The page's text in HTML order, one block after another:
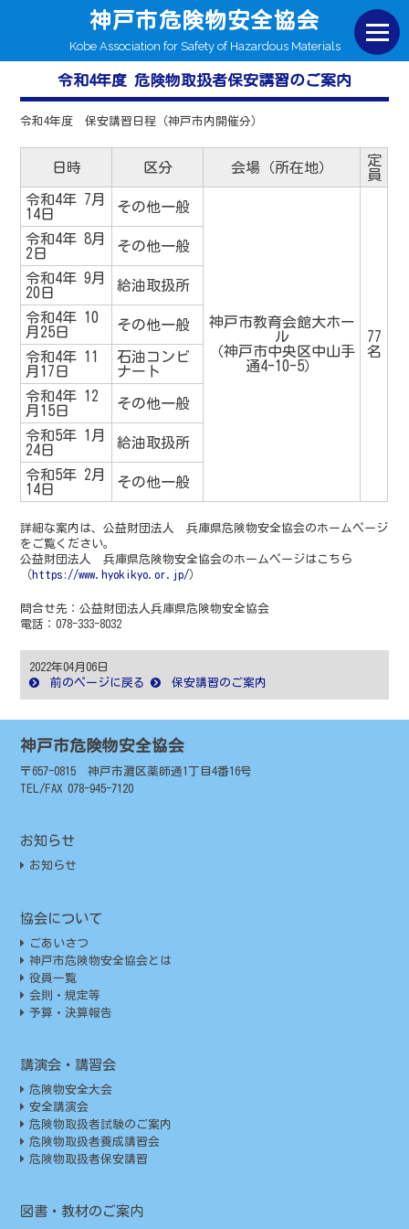
神戸市危険物安全協会
Kobe Association for Safety of Hazardous Materials
令和4年度 危険物取扱者保安講習のご案内
令和4年度 保安講習日程（神戸市内開催分）
日時 区分 会場（所在地）
定
員
令和4年 7月
14日
その他一般
神戸市教育会館大ホー
ル
（神戸市中央区中山手
通4-10-5）
77
名
令和4年 8月
2日
その他一般
令和4年 9月
20日
給油取扱所
令和4年 10
月25日
その他一般
令和4年 11
月17日
石油コンビ
ナート
令和4年 12
月15日
その他一般
令和5年 1月
24日
給油取扱所
令和5年 2月
14日
その他一般
詳細な案内は、公益財団法人 兵庫県危険物安全協会のホームページ
をご覧ください。
公益財団法人 兵庫県危険物安全協会のホームページはこちら
（https://www.hyokikyo.or.jp/）
問合せ先：公益財団法人兵庫県危険物安全協会
電話：078-333-8032
2022年04月06日
前のページに戻る
保安講習のご案内
神戸市危険物安全協会
〒657-0815 神戸市灘区薬師通1丁目4番16号
TEL/FAX 078-945-7120
お知らせ
お知らせ
協会について
ごあいさつ
神戸市危険物安全協会とは
役員一覧
会則・規定等
予算・決算報告
講演会・講習会
危険物安全大会
安全講演会
危険物取扱者試験のご案内
危険物取扱者養成講習会
危険物取扱者保安講習
図書・教材のご案内